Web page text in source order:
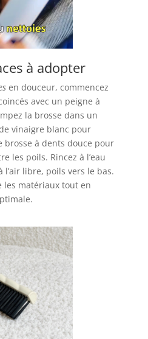
à adopter
en douceur, commencez
avec un peigne à
la brosse dans un
vinaigre blanc pour
brosse à dents douce pour
les poils. Rincez à l’eau
l’air libre, poils vers le bas.
les matériaux tout en